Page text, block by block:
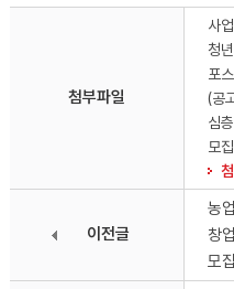
첨부파일
사
청
포
(공
심
모
이전글
농
창
모집